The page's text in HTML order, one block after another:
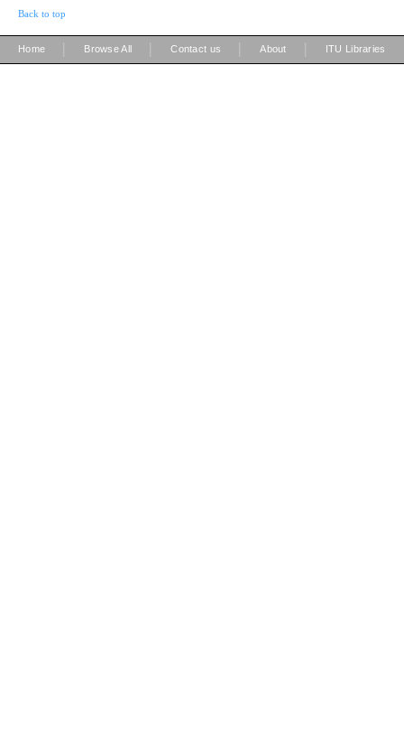
Back to top
Home Browse All Contact us About ITU Libraries